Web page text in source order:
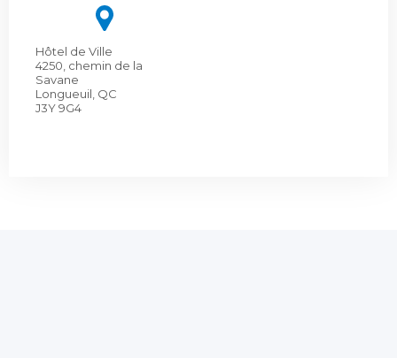
Hôtel de Ville
4250, chemin de la
Savane
Longueuil, QC
J3Y 9G4